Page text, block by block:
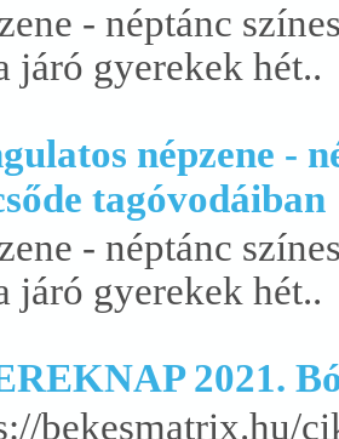
- néptánc
járó gyerekek hét..
népzene -
tagóvodáiban
- néptánc
járó gyerekek hét..
2021.
bekesmatrix.hu/